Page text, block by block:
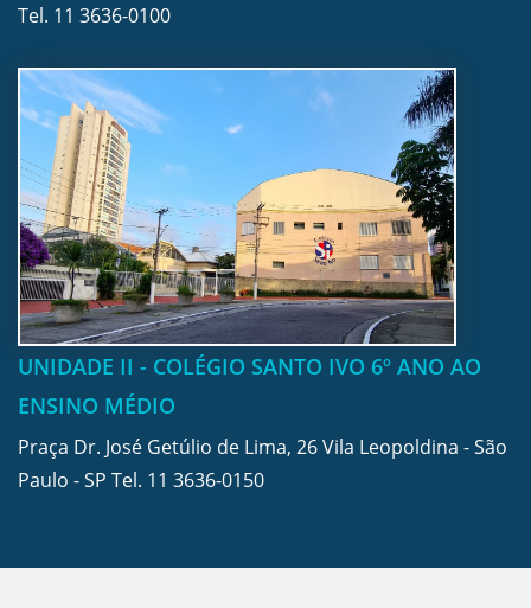
Tel. 11 3636-0100
UNIDADE II - COLÉGIO SANTO IVO 6º ANO AO
ENSINO MÉDIO
Praça Dr. José Getúlio de Lima, 26 Vila Leopoldina - São
Paulo - SP Tel. 11 3636-0150